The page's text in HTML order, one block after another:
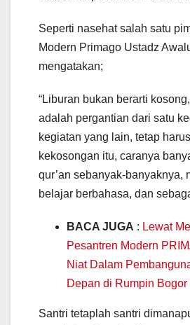
Seperti nasehat salah satu
Modern Primago Ustadz
mengatakan;
“Liburan bukan berarti
adalah pergantian dari satu
kegiatan yang lain, tetap
kekosongan itu, caranya
qur’an sebanyak-banyaknya,
belajar berbahasa, dan
BACA JUGA : Lewat
Pesantren Modern
Niat Dalam
Depan di Rumpin Bogor
Santri tetaplah santri